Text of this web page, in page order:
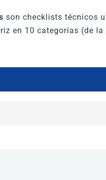
son checklists técnicos
en 10 categorías (de la